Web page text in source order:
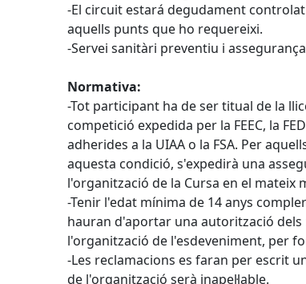
-El circuit estará degudament
aquells punts que ho requereixi.
-Servei sanitàri preventiu i
Normativa:
-Tot participant ha de ser titual de la
competició expedida per la FEEC, la
adherides a la UIAA o la FSA. Per
aquesta condició, s'expedirà una
l'organització de la Cursa en el mateix
-Tenir l'edat mínima de 14 anys
hauran d'aportar una autorització
l'organització de l'esdeveniment, per
-Les reclamacions es faran per escrit
de l'organització serà inapel·lable.